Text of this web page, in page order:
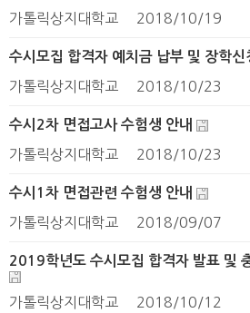
가톨릭상지대학교 2018/10/19
수시모집 합격자 예치금 납부 및 장학신
가톨릭상지대학교 2018/10/23
수시2차 면접고사 수험생 안내
가톨릭상지대학교 2018/10/23
수시1차 면접관련 수험생 안내
가톨릭상지대학교 2018/09/07
2019학년도 수시모집 합격자 발표 및
가톨릭상지대학교 2018/10/12